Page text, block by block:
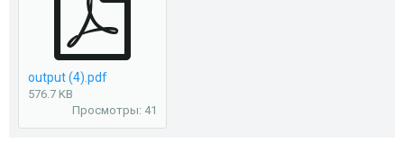
output (4).pdf
576.7 KB
Просмотры: 41